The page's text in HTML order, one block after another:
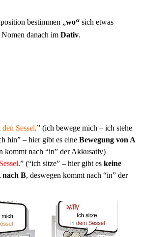
bestimmen „wo“ sich etwas
Nomen danach im Dativ.
den Sessel.” (ich bewege mich – ich stehe
hin” – hier gibt es eine Bewegung von A
kommt nach “in” der Akkusativ)
.” (“ich sitze” – hier gibt es keine
nach B, deswegen kommt nach “in” der